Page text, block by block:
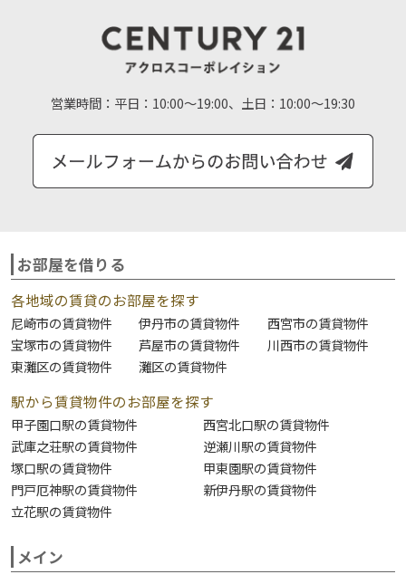
営業時間： 平日：10:00～19:00、土日：10:00～19:30
お部屋を借りる
各地域の賃貸のお部屋を探す
尼崎市の賃貸物件 伊丹市の賃貸物件
西宮市の賃貸物件
宝塚市の賃貸物件
芦屋市の賃貸物件
川西市の賃貸物件
東灘区の賃貸物件
灘区の賃貸物件
駅から賃貸物件のお部屋を探す
甲子園口駅の賃貸物件
西宮北口駅の賃貸物件
武庫之荘駅の賃貸物件
逆瀬川駅の賃貸物件
塚口駅の賃貸物件
甲東園駅の賃貸物件
門戸厄神駅の賃貸物件
新伊丹駅の賃貸物件
立花駅の賃貸物件
メイン